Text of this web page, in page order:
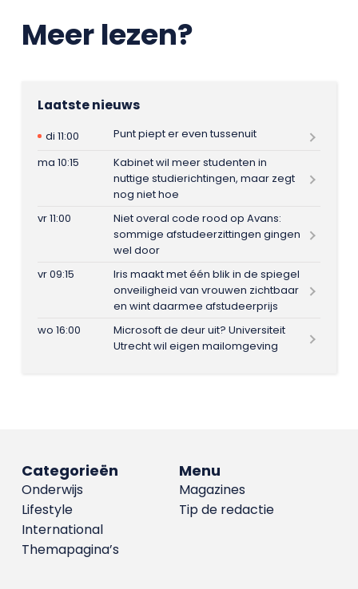
Meer lezen?
Laatste nieuws
di 11:00
Punt piept er even tussenuit
ma 10:15
Kabinet wil meer studenten in
nuttige studierichtingen, maar zegt
nog niet hoe
vr 11:00
Niet overal code rood op Avans:
sommige afstudeerzittingen gingen
wel door
vr 09:15
Iris maakt met één blik in de spiegel
onveiligheid van vrouwen zichtbaar
en wint daarmee afstudeerprijs
wo 16:00
Microsoft de deur uit? Universiteit
Utrecht wil eigen mailomgeving
Menu
Magazines
Tip de redactie
Categorieën
Onderwijs
Lifestyle
International
Themapagina’s